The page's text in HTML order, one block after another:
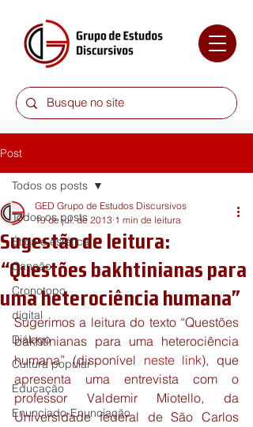
Post
Todos os posts
Ética e estética
Canção
Cronotopo
digital
Diálogo
Cultura popular
Educação
Enunciado-Enunciação
Todos os posts
Sugestão de leitura:
“Questões bakhtinianas para
uma heterociência humana”
GED Grupo de Estudos Discursivos
19 de jul. de 2013 1 min de leitura
Sugerimos a leitura do texto “Questões
bakhtinianas para uma heterociência
humana” (disponível neste link), que
apresenta uma entrevista com o
professor Valdemir Miotello, da
Universidade federal de São Carlos